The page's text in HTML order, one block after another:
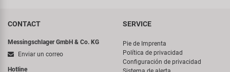
CONTACT
Messingschlager GmbH & Co. KG
Enviar un correo
Hotline
SERVICE
Pie de Imprenta
Política de privacidad
Configuración de privacidad